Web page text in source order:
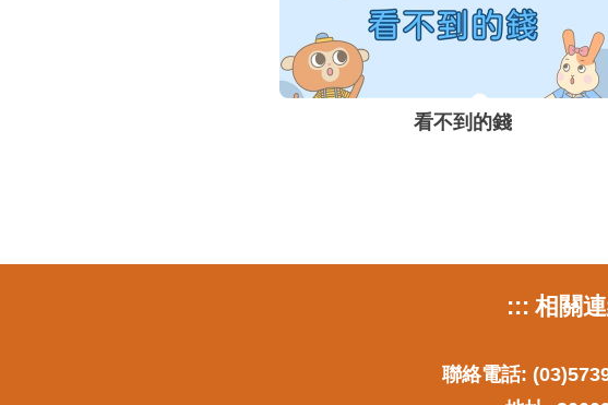
看不到的錢
::: 相關
聯絡電話: